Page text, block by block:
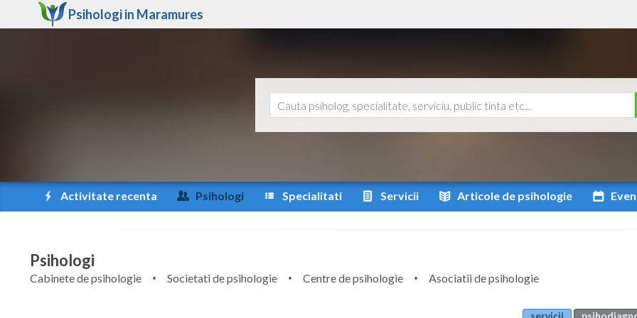
Psihologi in Maramures
Activitate recenta Psihologi Specialitati Servicii Articole de psihologie
Psihologi
Cabinete de psihologie Societati de psihologie Centre de psihologie
Asociatii de psihologie
servicii